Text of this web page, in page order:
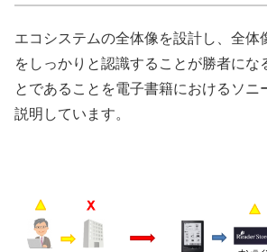
エコシステムの全体像を設計し、全体
をしっかりと認識することが勝者にな
とであることを電子書籍におけるソニ
説明しています。